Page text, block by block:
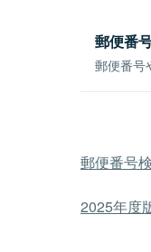
郵便番
郵便番号
郵便番号
2025年度